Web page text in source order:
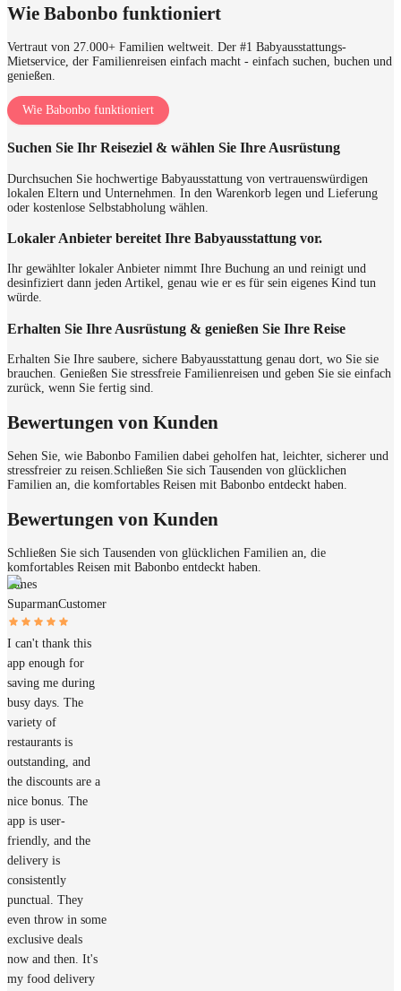
Wie Babonbo funktioniert
Vertraut von 27.000+ Familien weltweit. Der #1 Babyausstattungs-
Mietservice, der Familienreisen einfach macht - einfach suchen, buchen und
genießen.
Wie Babonbo funktioniert
Suchen Sie Ihr Reiseziel & wählen Sie Ihre Ausrüstung
Durchsuchen Sie hochwertige Babyausstattung von vertrauenswürdigen
lokalen Eltern und Unternehmen. In den Warenkorb legen und Lieferung
oder kostenlose Selbstabholung wählen.
Lokaler Anbieter bereitet Ihre Babyausstattung vor.
Ihr gewählter lokaler Anbieter nimmt Ihre Buchung an und reinigt und
desinfiziert dann jeden Artikel, genau wie er es für sein eigenes Kind tun
würde.
Erhalten Sie Ihre Ausrüstung & genießen Sie Ihre Reise
Erhalten Sie Ihre saubere, sichere Babyausstattung genau dort, wo Sie sie
brauchen. Genießen Sie stressfreie Familienreisen und geben Sie sie einfach
zurück, wenn Sie fertig sind.
Bewertungen von Kunden
Sehen Sie, wie Babonbo Familien dabei geholfen hat, leichter, sicherer und
stressfreier zu reisen.Schließen Sie sich Tausenden von glücklichen
Familien an, die komfortables Reisen mit Babonbo entdeckt haben.
Bewertungen von Kunden
Schließen Sie sich Tausenden von glücklichen Familien an, die
komfortables Reisen mit Babonbo entdeckt haben.
James
SuparmanCustomer
I can't thank this
app enough for
saving me during
busy days. The
variety of
restaurants is
outstanding, and
the discounts are a
nice bonus. The
app is user-
friendly, and the
delivery is
consistently
punctual. They
even throw in some
exclusive deals
now and then. It's
my food delivery